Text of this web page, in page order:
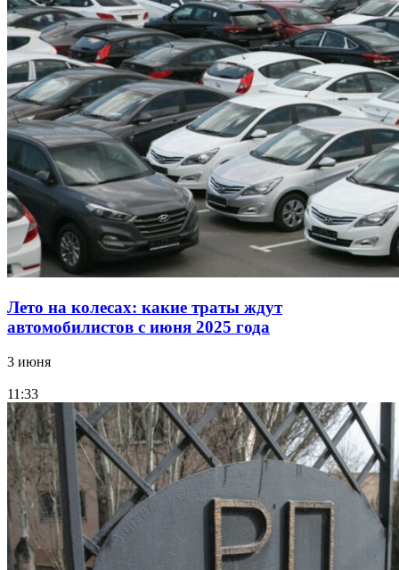
Лето на колесах: какие траты ждут
автомобилистов с июня 2025 года
3 июня
11:33